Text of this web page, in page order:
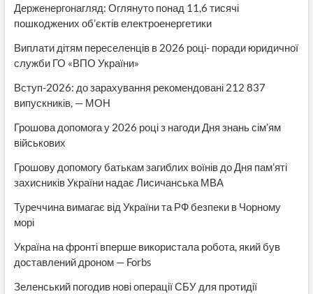
Держенергонагляд: Оглянуто понад 11,6 тисячі
пошкоджених об’єктів електроенергетики
Виплати дітям переселенців в 2026 році- поради юридичної
служби ГО «ВПО України»
Вступ-2026: до зарахування рекомендовані 212 837
випускників, — МОН
Грошова допомога у 2026 році з нагоди Дня знань сім’ям
військових
Грошову допомогу батькам загиблих воїнів до Дня пам’яті
захисників України надає Лисичанська МВА
Туреччина вимагає від України та РФ безпеки в Чорному
морі
Україна на фронті вперше використала робота, який був
доставлений дроном — Forbs
Зеленський погодив нові операції СБУ для протидії